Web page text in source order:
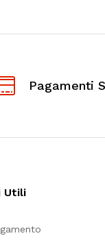
Pagamenti
Utili